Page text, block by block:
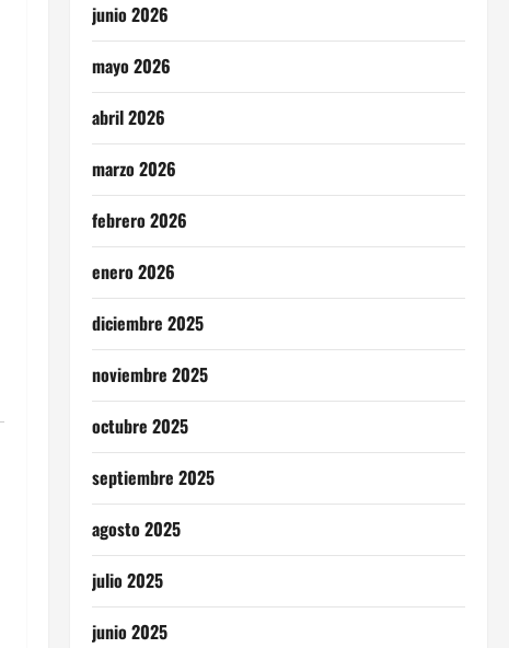
junio 2026
mayo 2026
abril 2026
marzo 2026
febrero 2026
enero 2026
diciembre 2025
noviembre 2025
octubre 2025
septiembre 2025
agosto 2025
julio 2025
junio 2025